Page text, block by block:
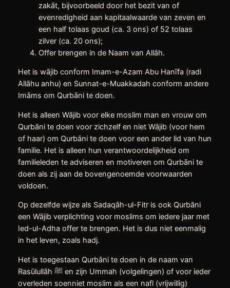
zakāt, bijvoorbeeld door het bezit van of
evenredigheid aan kapitaalwaarde van zeven en
een half tolaas goud (ca. 3 ons) of 52 tolaas
zilver (ca. 20 ons);
Offer brengen in de Naam van Allāh.
Het is wājib conform Imam-e-Azam Abu Hanīfa (radi
Allāhu anhu) en Sunnat-e-Muakkadah conform andere
Imāms om Qurbāni te doen.
Het is alleen Wājib voor elke moslim man en vrouw om
Qurbāni te doen voor zichzelf en niet Wājib (voor hem
of haar) om Qurbāni te doen voor een ander lid van hun
familie. Het is alleen hun verantwoordelijkheid om
familieleden te adviseren en motiveren om Qurbāni te
doen als zij aan de bovengenoemde voorwaarden
voldoen.
Op dezelfde wijze als Sadaqāh-ul-Fitr is ook Qurbāni
een Wājib verplichting voor moslims om iedere jaar met
Ied-ul-Adha offer te brengen. Het is dus niet eenmalig
in het leven, zoals hadj.
Het is toegestaan Qurbāni te doen in de naam van
Rasūlullāh ﷺ en zijn Ummah (volgelingen) of voor ieder
overleden soenniet moslim als een nafl (vrijwillig)